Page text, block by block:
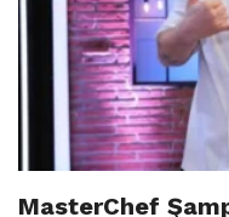
MasterChef